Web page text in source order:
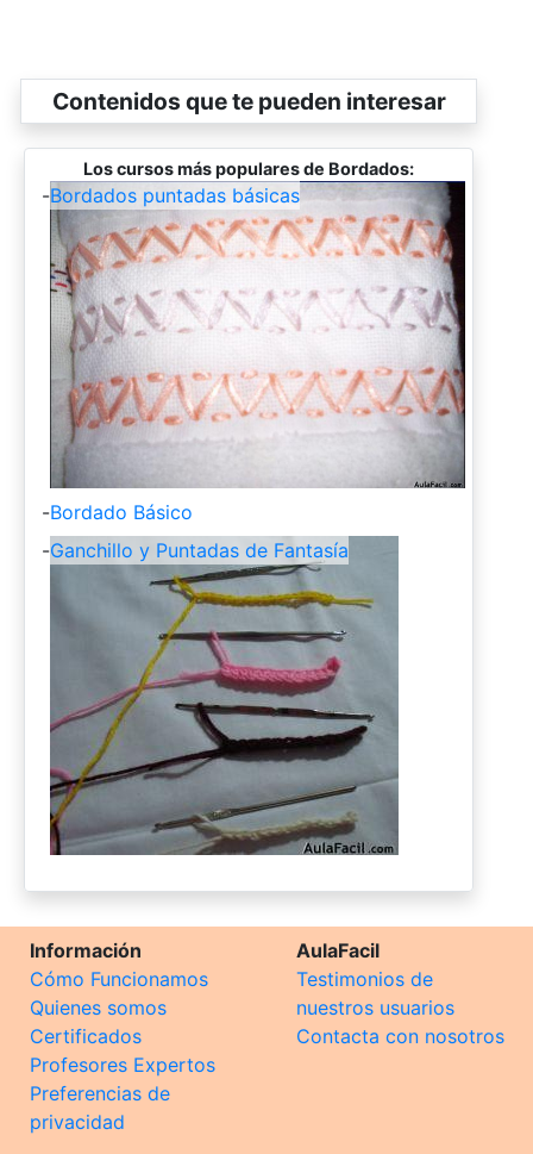
Contenidos que te pueden interesar
Los cursos más populares de Bordados:
-Bordados puntadas básicas
-Bordado Básico
-Ganchillo y Puntadas de Fantasía
Información
Cómo Funcionamos
Quienes somos
Certificados
Profesores Expertos
Preferencias de
privacidad
AulaFacil
Testimonios de
nuestros usuarios
Contacta con nosotros